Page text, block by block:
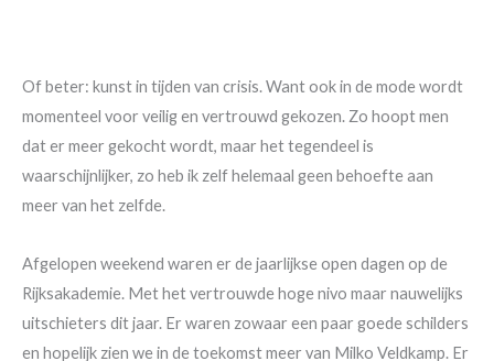
Of beter: kunst in tijden van crisis. Want ook in de mode wordt
momenteel voor veilig en vertrouwd gekozen. Zo hoopt men
dat er meer gekocht wordt, maar het tegendeel is
waarschijnlijker, zo heb ik zelf helemaal geen behoefte aan
meer van het zelfde.
Afgelopen weekend waren er de jaarlijkse open dagen op de
Rijksakademie. Met het vertrouwde hoge nivo maar nauwelijks
uitschieters dit jaar. Er waren zowaar een paar goede schilders
en hopelijk zien we in de toekomst meer van Milko Veldkamp. Er